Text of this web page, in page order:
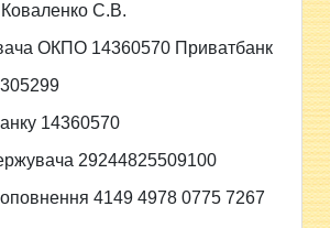
С.В.
ОКПО 14360570 Приватбанк
14360570
29244825509100
4149 4978 0775 7267